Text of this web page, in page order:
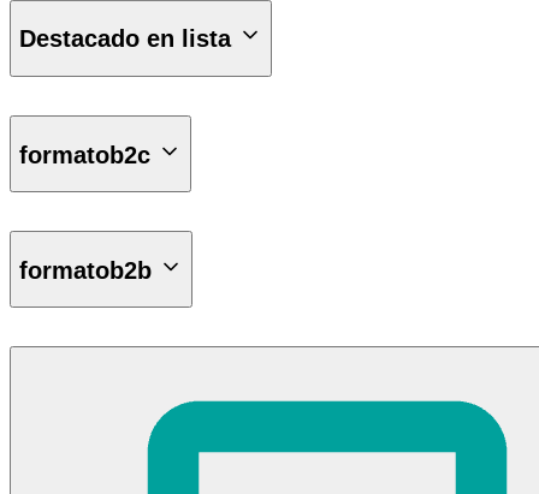
Destacado en lista
60 AH,550 CCA,Borne Derecha
formatob2c
formatob2b